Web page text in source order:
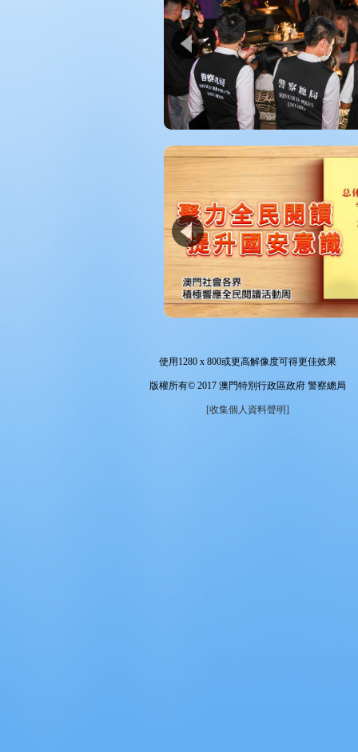
使用1280 x 800或更高解像度可得更佳效果
版權所有© 2017 澳門特別行政區政府 警察總局
[收集個人資料聲明]